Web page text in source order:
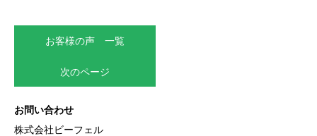
お客様の声 一覧
次のページ
お問い合わせ
株式会社ビーフェル